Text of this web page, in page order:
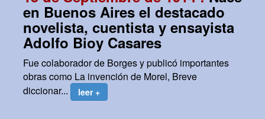
en Buenos Aires el destacado
novelista, cuentista y ensayista
Adolfo Bioy Casares
Fue colaborador de Borges y publicó importantes
obras como La invención de Morel, Breve
diccionar...
leer +